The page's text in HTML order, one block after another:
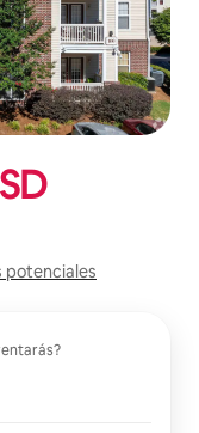
potenciales